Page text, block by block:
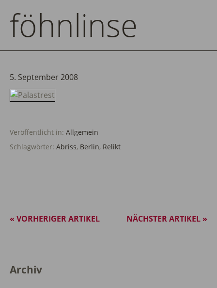
föhnlinse
5. September 2008
Veröffentlicht in: Allgemein
Schlagwörter: Abriss, Berlin, Relikt
NÄCHSTER ARTIKEL »
« VORHERIGER ARTIKEL
Archiv